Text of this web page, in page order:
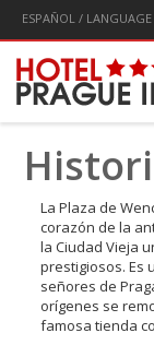
ESPAÑOL / LANGUAGE
La Plaza de
corazón de la
la Ciudad Vieja
prestigiosos. Es
señores de
orígenes se
famosa tienda